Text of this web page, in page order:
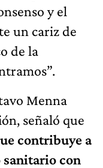
y el
un cariz de
de la
Menna
señaló que
contribuye a
sanitario con